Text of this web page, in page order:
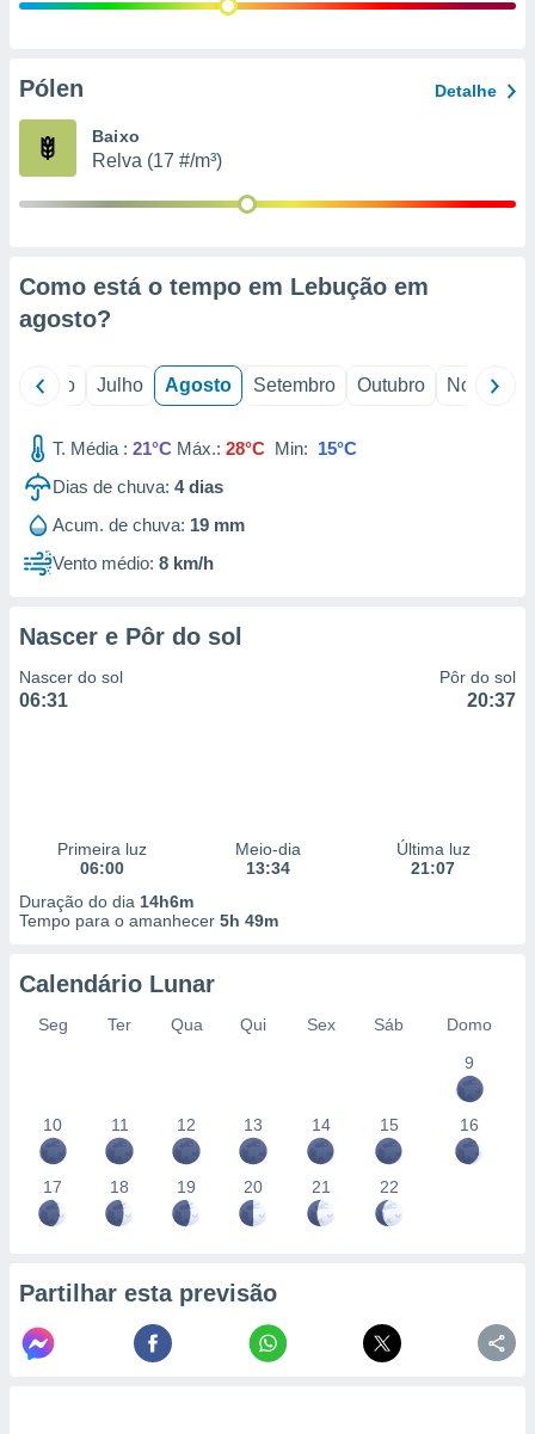
e
de
Pólen Detalhe
Baixo
Relva (17 #/m³)
Como está o tempo em Lebução em
agosto?
Junho Julho Agosto Setembro Outubro Novembro
T. Média : 21°C Máx.: 28°C Min: 15°C
Dias de chuva: 4dias
Acum. de chuva: 19 mm
Vento médio: 8 km/h
Nascer e Pôr do sol
Nascer do sol
06:31
Pôr do sol
20:37
Primeira luz
06:00
Meio-dia
13:34
Última luz
21:07
Duração do dia 14h6m
Tempo para o amanhecer 5h 49m
Calendário Lunar
Seg Ter Qua Qui Sex Sáb
Domo
9
10 11 12 13 14 15 16
17 18 19 20 21 22
Partilhar esta previsão